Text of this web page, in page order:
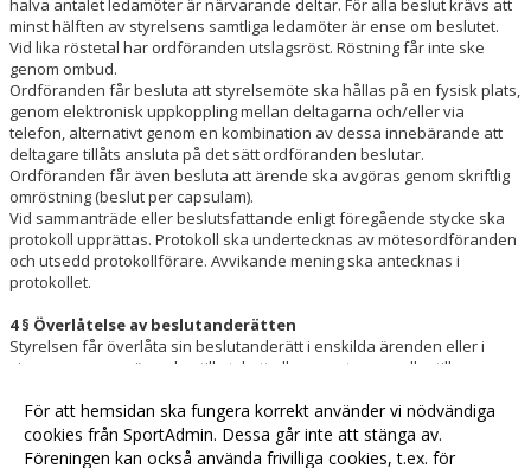
halva antalet ledamöter är närvarande deltar. För alla beslut krävs att
minst hälften av styrelsens samtliga ledamöter är ense om beslutet.
Vid lika röstetal har ordföranden utslagsröst. Röstning får inte ske
genom ombud.
Ordföranden får besluta att styrelsemöte ska hållas på en fysisk plats,
genom elektronisk uppkoppling mellan deltagarna och/eller via
telefon, alternativt genom en kombination av dessa innebärande att
deltagare tillåts ansluta på det sätt ordföranden beslutar.
Ordföranden får även besluta att ärende ska avgöras genom skriftlig
omröstning (beslut per capsulam).
Vid sammanträde eller beslutsfattande enligt föregående stycke ska
protokoll upprättas. Protokoll ska undertecknas av mötesordföranden
och utsedd protokollförare. Avvikande mening ska antecknas i
protokollet.
4 § Överlåtelse av beslutanderätten
Styrelsen får överlåta sin beslutanderätt i enskilda ärenden eller i
vissa grupper av ärenden till utskott eller annat organ eller till
utsedd person. Sådana uppdrag kan gälla för viss tid eller tillsvidare.
Den som fattat beslut med stöd av bemyndigande enligt föregående
stycke ska fortlöpande återrapportera till styrelsen därom.
För att hemsidan ska fungera korrekt använder vi nödvändiga
cookies från SportAdmin. Dessa går inte att stänga av.
Föreningen kan också använda frivilliga cookies, t.ex. för